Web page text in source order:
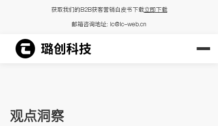
获取我们的B2B获客营销白皮书下载立即下载
邮箱咨询地址: lc@lc-web.cn
观点洞察